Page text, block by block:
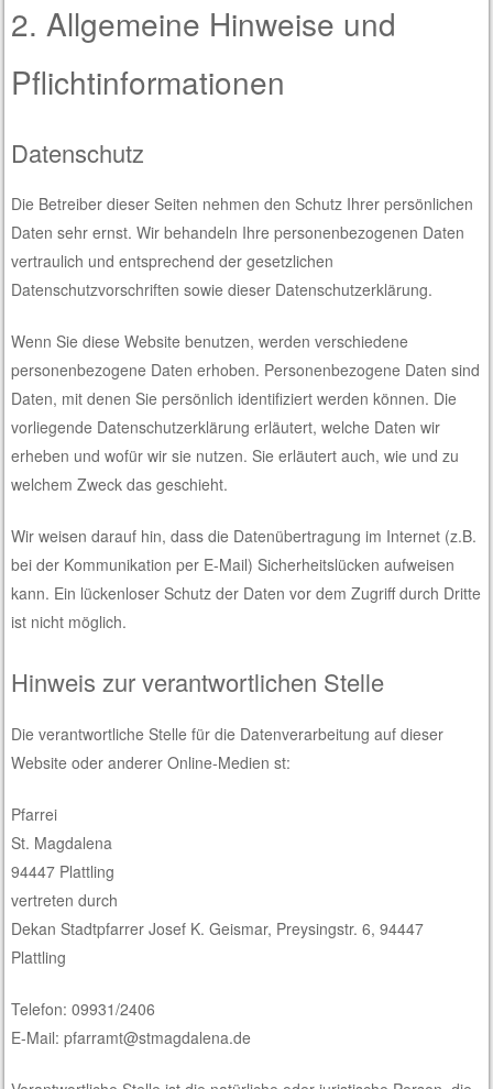
2. Allgemeine Hinweise und
Pflichtinformationen
Datenschutz
Die Betreiber dieser Seiten nehmen den Schutz Ihrer persönlichen
Daten sehr ernst. Wir behandeln Ihre personenbezogenen Daten
vertraulich und entsprechend der gesetzlichen
Datenschutzvorschriften sowie dieser Datenschutzerklärung.
Wenn Sie diese Website benutzen, werden verschiedene
personenbezogene Daten erhoben. Personenbezogene Daten sind
Daten, mit denen Sie persönlich identifiziert werden können. Die
vorliegende Datenschutzerklärung erläutert, welche Daten wir
erheben und wofür wir sie nutzen. Sie erläutert auch, wie und zu
welchem Zweck das geschieht.
Wir weisen darauf hin, dass die Datenübertragung im Internet (z.B.
bei der Kommunikation per E-Mail) Sicherheitslücken aufweisen
kann. Ein lückenloser Schutz der Daten vor dem Zugriff durch Dritte
ist nicht möglich.
Hinweis zur verantwortlichen Stelle
Die verantwortliche Stelle für die Datenverarbeitung auf dieser
Website oder anderer Online-Medien st:
Pfarrei
St. Magdalena
94447 Plattling
vertreten durch
Dekan Stadtpfarrer Josef K. Geismar, Preysingstr. 6, 94447
Plattling
Telefon: 09931/2406
E-Mail: pfarramt@stmagdalena.de